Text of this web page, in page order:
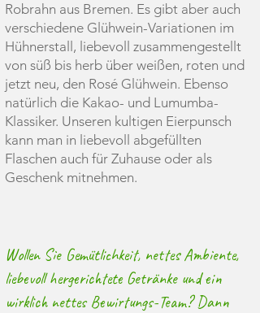
Robrahn aus Bremen. Es gibt aber auch
verschiedene Glühwein-Variationen im
Hühnerstall, liebevoll zusammengestellt
von süß bis herb über weißen, roten und
jetzt neu, den Rosé Glühwein. Ebenso
natürlich die Kakao- und Lumumba-
Klassiker. Unseren kultigen Eierpunsch
kann man in liebevoll abgefüllten
Flaschen auch für Zuhause oder als
Geschenk mitnehmen.
Wollen Sie Gemütlichkeit, nettes Ambiente,
liebevoll hergerichtete Getränke und ein
wirklich nettes Bewirtungs-Team? Dann